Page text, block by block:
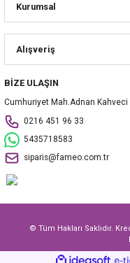
Kurumsal
Alışveriş
BİZE ULAŞIN
Cumhuriyet Mah.Adnan Kahveci
0216 451 96 33
5435718583
siparis@fameo.com.tr
© Tüm Hakları Saklıdır.